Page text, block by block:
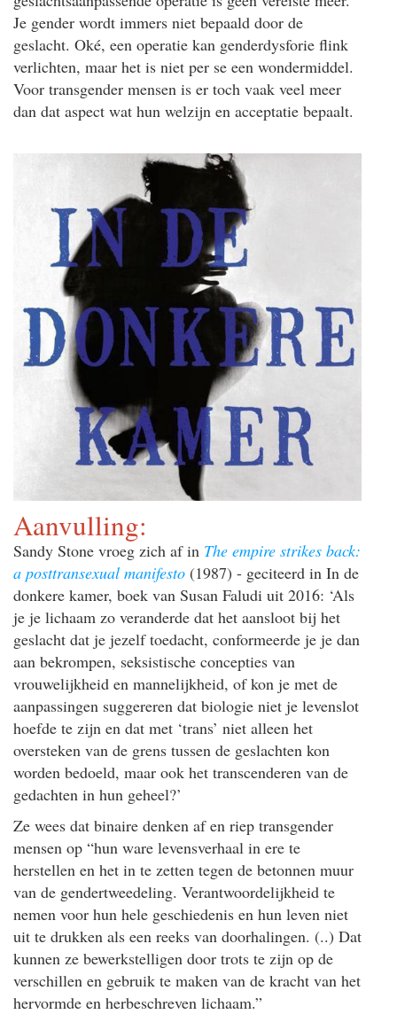
Je gender wordt immers niet bepaald door de
geslacht. Oké, een operatie kan genderdysforie flink
verlichten, maar het is niet per se een wondermiddel.
Voor transgender mensen is er toch vaak veel meer
dan dat aspect wat hun welzijn en acceptatie bepaalt.
Aanvulling:
Sandy Stone vroeg zich af in The empire strikes back:
a posttransexual manifesto (1987) - geciteerd in In de
donkere kamer, boek van Susan Faludi uit 2016: ‘Als
je je lichaam zo veranderde dat het aansloot bij het
geslacht dat je jezelf toedacht, conformeerde je je dan
aan bekrompen, seksistische concepties van
vrouwelijkheid en mannelijkheid, of kon je met de
aanpassingen suggereren dat biologie niet je levenslot
hoefde te zijn en dat met ‘trans’ niet alleen het
oversteken van de grens tussen de geslachten kon
worden bedoeld, maar ook het transcenderen van de
gedachten in hun geheel?’
Ze wees dat binaire denken af en riep transgender
mensen op “hun ware levensverhaal in ere te
herstellen en het in te zetten tegen de betonnen muur
van de gendertweedeling. Verantwoordelijkheid te
nemen voor hun hele geschiedenis en hun leven niet
uit te drukken als een reeks van doorhalingen. (..) Dat
kunnen ze bewerkstelligen door trots te zijn op de
verschillen en gebruik te maken van de kracht van het
hervormde en herbeschreven lichaam.”